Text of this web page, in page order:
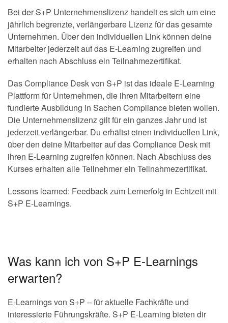
Bei der S+P Unternehmenslizenz handelt es sich um eine
jährlich begrenzte, verlängerbare Lizenz für das gesamte
Unternehmen. Über den individuellen Link können deine
Mitarbeiter jederzeit auf das E-Learning zugreifen und
erhalten nach Abschluss ein Teilnahmezertifikat.
Das Compliance Desk von S+P ist das ideale E-Learning
Plattform für Unternehmen, die ihren Mitarbeitern eine
fundierte Ausbildung in Sachen Compliance bieten wollen.
Die Unternehmenslizenz gilt für ein ganzes Jahr und ist
jederzeit verlängerbar. Du erhältst einen individuellen Link,
über den deine Mitarbeiter auf das Compliance Desk mit
ihren E-Learning zugreifen können. Nach Abschluss des
Kurses erhalten alle Teilnehmer ein Teilnahmezertifikat.
Lessons learned: Feedback zum Lernerfolg in Echtzeit mit
S+P E-Learnings.
Was kann ich von S+P E-Learnings
erwarten?
E-Learnings von S+P – für aktuelle Fachkräfte und
interessierte Führungskräfte. S+P E-Learning bieten dir